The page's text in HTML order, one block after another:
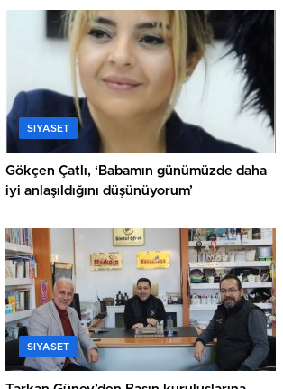
SIYASET
Gökçen Çatlı, ‘Babamın günümüzde daha
iyi anlaşıldığını düşünüyorum’
SIYASET